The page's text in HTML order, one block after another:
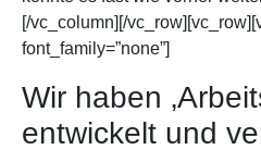
[/vc_column][/
font_family=”none”]
Wir haben
entwickelt und